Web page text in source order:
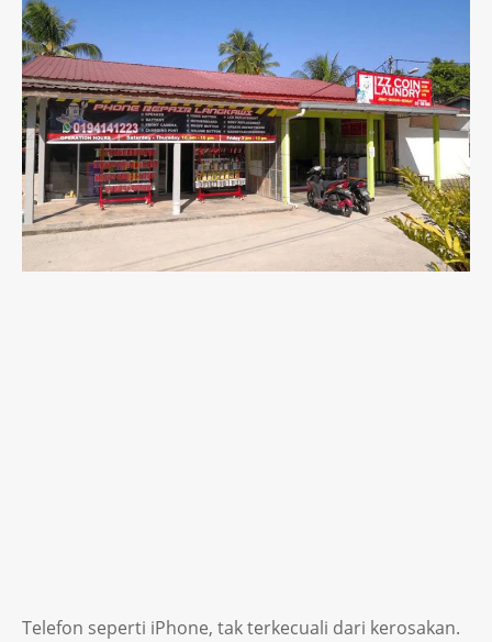
Telefon seperti iPhone, tak terkecuali dari kerosakan.